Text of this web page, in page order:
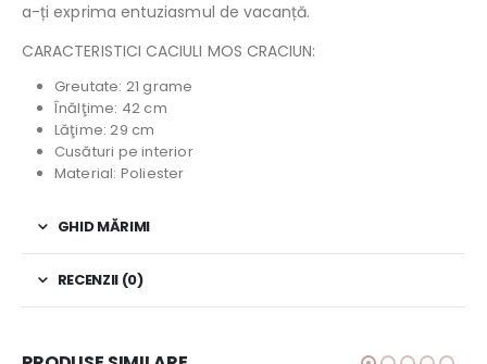
a-ți exprima entuziasmul de vacanță.
CARACTERISTICI CACIULI MOS CRACIUN:
Greutate: 21 grame
Înălţime: 42 cm
Lăţime: 29 cm
Cusături pe interior
Material: Poliester
GHID MĂRIMI
RECENZII (0)